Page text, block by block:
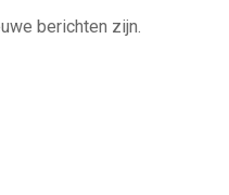
berichten zijn.